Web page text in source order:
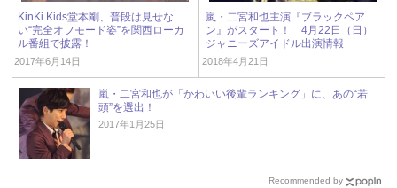
KinKi Kids堂本剛、普段は見せな
い“完全オフモード姿”を関西ローカ
ル番組で披露！
2017年6月14日
嵐・二宮和也主演『ブラックペア
ン』がスタート！ 4月22日（日）
ジャニーズアイドル出演情報
2018年4月21日
嵐・二宮和也が「かわいい後輩ランキング」に、あの“若
頭”を選出！
2017年1月25日
Recommended by